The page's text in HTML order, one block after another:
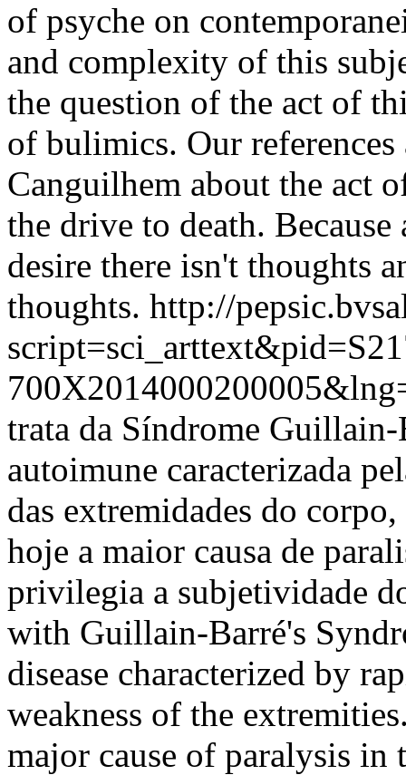
of psyche on
and complexity of this
the question of the act of
of bulimics. Our
Canguilhem about the act
the drive to death.
desire there isn't thoughts
thoughts. http://
trata da Síndrome
autoimune caracterizada
das extremidades do
hoje a maior causa de
privilegia a subjetividade
with Guillain-Barré's
disease characterized by
weakness of the
major cause of paralysis in